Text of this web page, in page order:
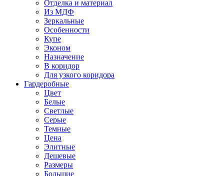
Отделка и материал
Из МДФ
Зеркальные
Особенности
Купе
Эконом
Назначение
В коридор
Для узкого коридора
Гардеробные
Цвет
Белые
Светлые
Серые
Темные
Цена
Элитные
Дешевые
Размеры
Большие